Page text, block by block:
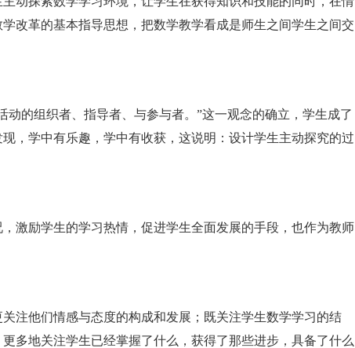
改革的基本指导思想，把数学教学看成是师生之间学生之间交
的组织者、指导者、与参与者。”这一观念的确立，学生成了
，学中有乐趣，学中有收获，这说明：设计学生主动探究的过
励学生的学习热情，促进学生全面发展的手段，也作为教师
他们情感与态度的构成和发展；既关注学生数学学习的结
多地关注学生已经掌握了什么，获得了那些进步，具备了什么